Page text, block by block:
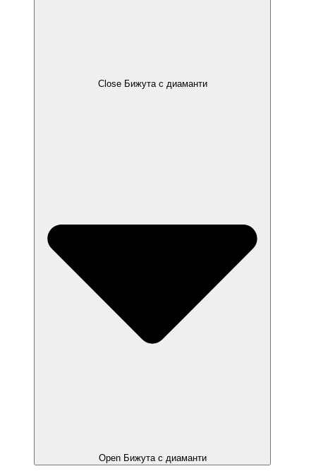
Close Бижута с диаманти
Open Бижута с диаманти